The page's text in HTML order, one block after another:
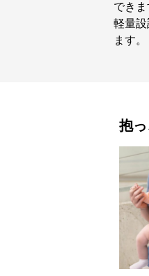
できま
軽量
ます。
抱